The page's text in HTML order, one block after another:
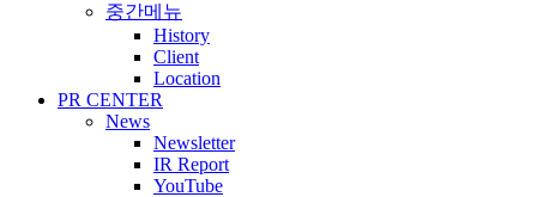
중간메뉴
History
Client
Location
PR CENTER
News
Newsletter
IR Report
YouTube